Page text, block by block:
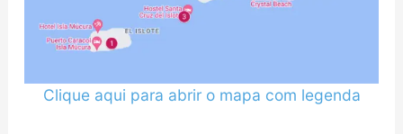
Clique aqui para abrir o mapa com legenda